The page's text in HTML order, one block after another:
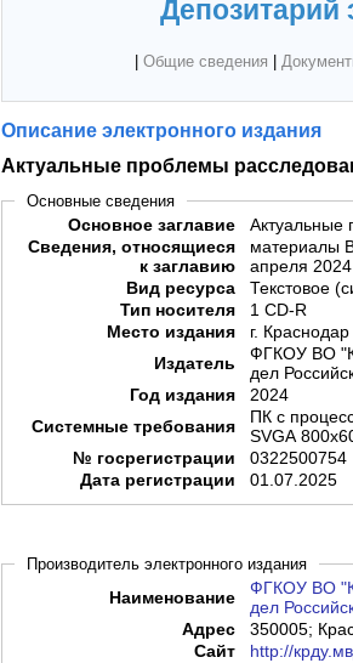
Депозитарий
Общие сведения
Описание электронного издания
Актуальные проблемы
Основные сведения
Основное заглавие
Актуальные
Сведения, относящиеся
к заглавию
материалы
апреля 2024
Вид ресурса
Текстовое
Тип носителя
1 CD-R
Место издания
г. Краснодар
Издатель
ФГКОУ ВО
дел
Год издания
2024
Системные требования
ПК с
SVGA
№ госрегистрации
0322500754
Дата регистрации
01.07.2025
Производитель электронного издания
Наименование
ФГКОУ ВО
дел
Адрес
350005;
Сайт
http://